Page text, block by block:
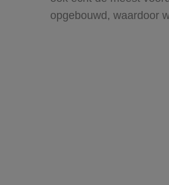
opgebouwd, waardoor